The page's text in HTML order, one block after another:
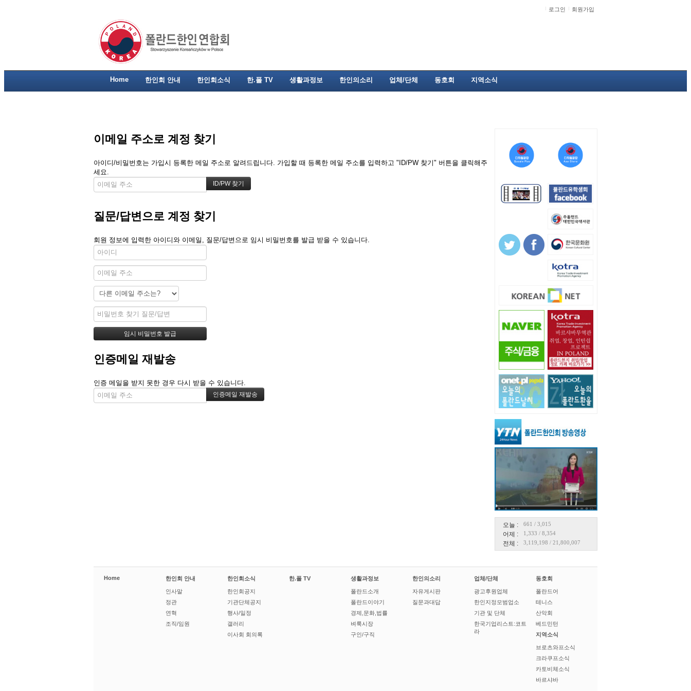
로그인 회원가입
Home 한인회 안내 한인회소식 한.폴 TV 생활과정보 한인의소리 업체/단체 동호회 지역소식
오늘 : 661 / 3,015
어제 : 1,333 / 8,354
전체 : 3,119,198 / 21,800,007
이메일 주소로 계정 찾기
아이디/비밀번호는 가입시 등록한 메일 주소로 알려드립니다. 가입할 때 등록한 메일 주소를 입력하고 "ID/PW 찾기" 버튼을 클릭해주
세요.
질문/답변으로 계정 찾기
회원 정보에 입력한 아이디와 이메일, 질문/답변으로 임시 비밀번호를 발급 받을 수 있습니다.
인증메일 재발송
인증 메일을 받지 못한 경우 다시 받을 수 있습니다.
Home 한인회 안내
인사말
정관
연혁
조직/임원
한인회소식
한인회공지
기관단체공지
행사/일정
갤러리
이사회 회의록
한.폴 TV 생활과정보
폴란드소개
폴란드이야기
경제,문화,법률
벼룩시장
구인/구직
한인의소리
자유게시판
질문과대답
업체/단체
광고후원업체
한인지정모범업소
기관 및 단체
한국기업리스트:코트
라
동호회
폴란드어
테니스
산악회
베드민턴
지역소식
브로츠와프소식
크라쿠프소식
카토비체소식
바르샤바